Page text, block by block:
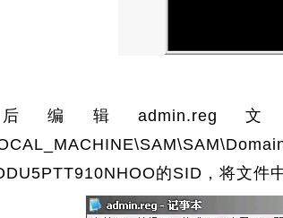
编辑admin.reg
的SID，将文件